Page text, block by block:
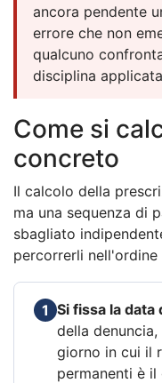
ancora pendente
errore che non
qualcuno
disciplina
Come si
concreto
Il calcolo della
ma una sequenza di
sbagliato
percorrerli
1 Si fissa la data
della
giorno in cui il
permanenti è